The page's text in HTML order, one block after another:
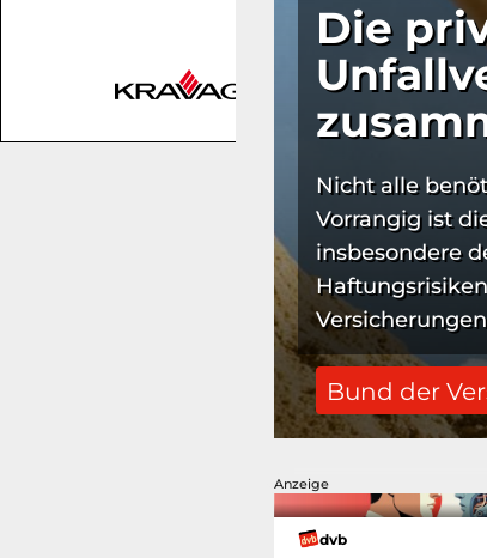
Die
Nicht alle
Vorrangig ist
insbesondere
Bund der
Anzeige
dvb